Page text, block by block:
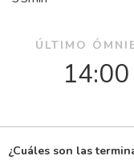
ÚLTIMO
14:00
¿Cuáles son las